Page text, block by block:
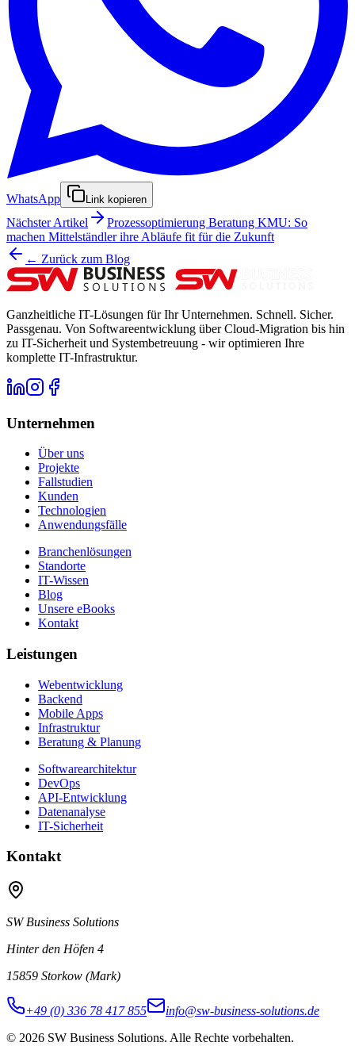
WhatsApp Link kopieren
Nächster Artikel
Prozessoptimierung Beratung KMU: So
machen Mittelständler ihre Abläufe fit für die Zukunft
← Zurück zum Blog
Ganzheitliche IT-Lösungen für Ihr Unternehmen. Schnell. Sicher.
Passgenau. Von Softwareentwicklung über Cloud-Migration bis hin
zu IT-Sicherheit und Systembetreuung - wir optimieren Ihre
komplette IT-Infrastruktur.
Unternehmen
Über uns
Projekte
Fallstudien
Kunden
Technologien
Anwendungsfälle
Branchenlösungen
Standorte
IT-Wissen
Blog
Unsere eBooks
Kontakt
Leistungen
Webentwicklung
Backend
Mobile Apps
Infrastruktur
Beratung & Planung
Softwarearchitektur
DevOps
API-Entwicklung
Datenanalyse
IT-Sicherheit
Kontakt
SW Business Solutions
Hinter den Höfen 4
15859 Storkow (Mark)
+49 (0) 336 78 417 855
info@sw-business-solutions.de
© 2026 SW Business Solutions. Alle Rechte vorbehalten.